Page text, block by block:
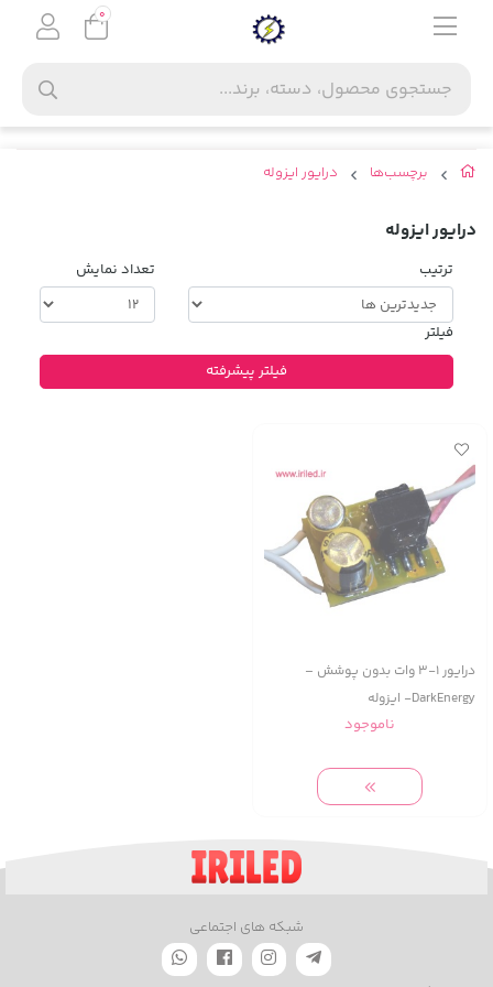
برچسب‌ها درایور ایزوله
درایور ایزوله
ترتیب تعداد نمایش
فیلتر
فیلتر پیشرفته
درایور 1-3 وات بدون پوشش –
DarkEnergy- ایزوله
ناموجود
شبکه های اجتماعی
0